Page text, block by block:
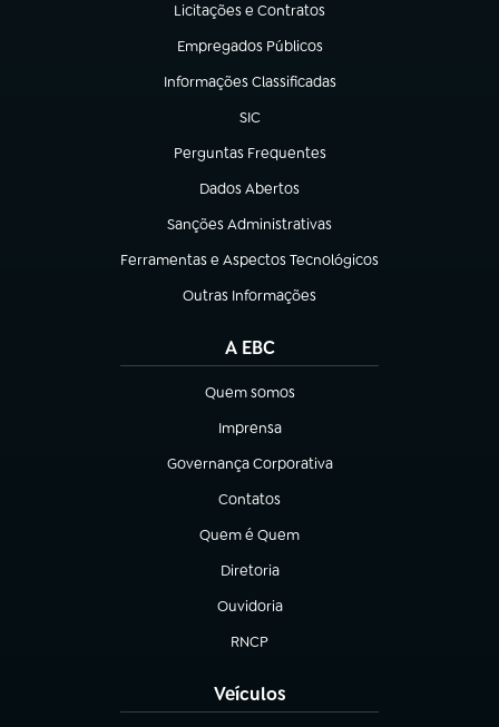
Licitações e Contratos
(abre em nova aba)
Empregados Públicos
(abre em nova aba)
Informações Classificadas
(abre em nova aba)
SIC
(abre em nova aba)
Perguntas Frequentes
(abre em nova aba)
Dados Abertos
(abre em nova aba)
Sanções Administrativas
(abre em nova aba)
Ferramentas e Aspectos Tecnológicos
(abre em nova aba)
Outras Informações
(abre em nova aba)
A EBC
Quem somos
(abre em nova aba)
Imprensa
(abre em nova aba)
Governança Corporativa
(abre em nova aba)
Contatos
(abre em nova aba)
Quem é Quem
(abre em nova aba)
Diretoria
(abre em nova aba)
Ouvidoria
(abre em nova aba)
RNCP
(abre em nova aba)
Veículos